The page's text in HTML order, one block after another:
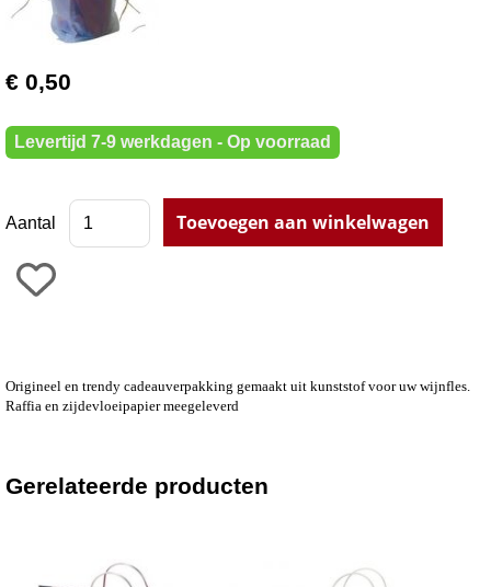
€ 0,50
Levertijd 7-9 werkdagen - Op voorraad
Aantal
Origineel en trendy cadeauverpakking gemaakt uit kunststof voor uw wijnfles.
Raffia en zijdevloeipapier meegeleverd
Gerelateerde producten